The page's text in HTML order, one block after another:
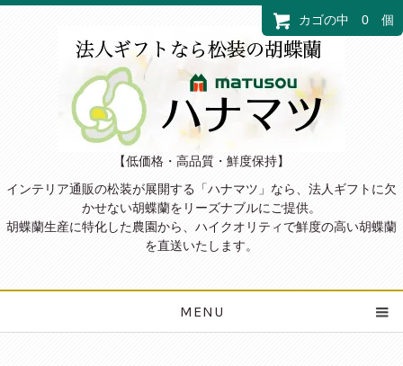
カゴの中 0 個
【低価格・高品質・鮮度保持】
インテリア通販の松装が展開する「ハナマツ」なら、法人ギフトに欠
かせない胡蝶蘭をリーズナブルにご提供。
胡蝶蘭生産に特化した農園から、ハイクオリティで鮮度の高い胡蝶蘭
を直送いたします。
MENU